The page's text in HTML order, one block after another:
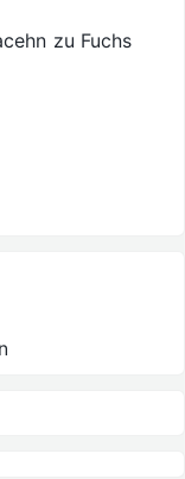
zu Fuchs